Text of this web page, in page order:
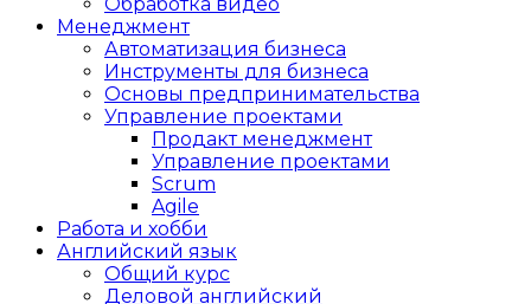
Менеджмент
Автоматизация бизнеса
Инструменты для бизнеса
Основы предпринимательства
Управление проектами
Продакт менеджмент
Управление проектами
Scrum
Agile
Работа и хобби
Английский язык
Общий курс
Деловой английский